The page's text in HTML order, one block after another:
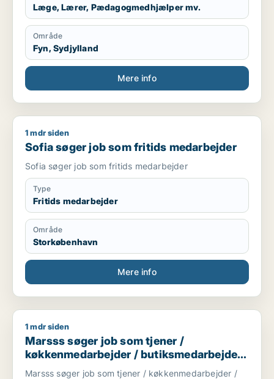
Læge, Lærer, Pædagogmedhjælper mv.
Område
Fyn, Sydjylland
Mere info
Sofia søger job som fritids medarbejder
1 mdr siden
Sofia søger job som fritids medarbejder
Sofia søger job som fritids medarbejder
Type
Fritids medarbejder
Område
Storkøbenhavn
Mere info
Marsss søger job som tjener / køkkenmedarbejder /
1 mdr siden
Marsss søger job som tjener /
køkkenmedarbejder / butiksmedarbejder /
fritids medarbejder
Marsss søger job som tjener / køkkenmedarbejder /